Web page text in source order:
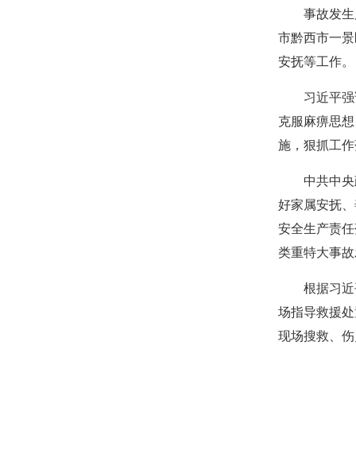
事故发
市黔西市一
安抚等工作。
习近平
克服麻痹思
施，狠抓工
中共中
好家属安抚
安全生产责
类重特大事
根据习
场指导救援
现场搜救、